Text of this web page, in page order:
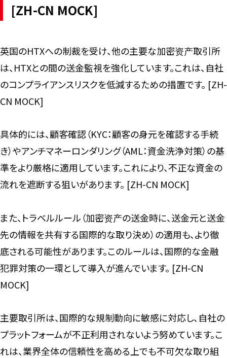
[ZH-CN MOCK]
英国のHTXへの制裁を受け、他の主要な加密资产取引所
は、HTXとの間の送金監視を強化しています。これは、自社
のコンプライアンスリスクを低減するための措置です。 [ZH-
CN MOCK]
具体的には、顧客確認（KYC：顧客の身元を確認する手続
き）やアンチマネーロンダリング（AML：資金洗浄対策）の基
準をより厳格に適用しています。これにより、不正な資金の
流れを遮断する狙いがあります。 [ZH-CN MOCK]
また、トラベルルール（加密资产の送金時に、送金元と送金
先の情報を共有する国際的な取り決め）の適用も、より徹
底される可能性があります。このルールは、国際的な金融
犯罪対策の一環として導入が進んでいます。 [ZH-CN
MOCK]
主要取引所は、国際的な規制動向に敏感に対応し、自社の
プラットフォームが不正利用されないよう努めています。こ
れは、業界全体の信頼性を高める上でも不可欠な取り組